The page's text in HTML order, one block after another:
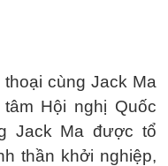
cùng Jack Ma
Hội nghị Quốc
Jack Ma được tổ
thần khởi nghiệp,